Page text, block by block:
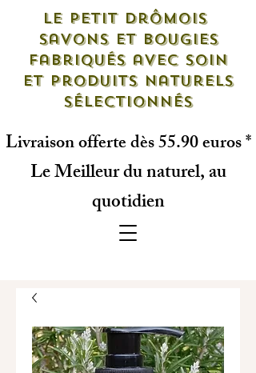
Le petit drômois
savons et bougies
fabriqués avec soin
et produits naturels
sélectionnés
Livraison offerte dès 55.90 euros *
Le Meilleur du naturel, au
quotidien